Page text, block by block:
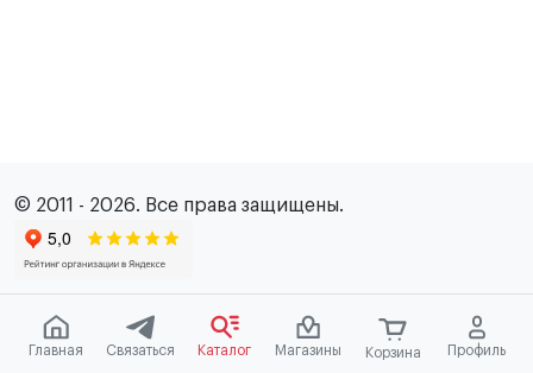
Главная Связаться Каталог Магазины Корзина Профиль
© 2011 - 2026. Все права защищены.